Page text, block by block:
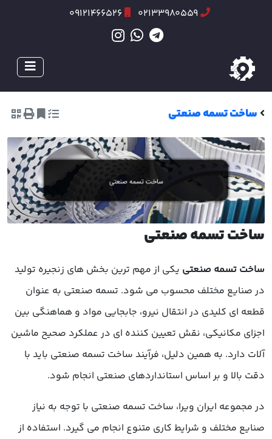
02133980559
09121466526
ساخت تسمه صنعتی
ساخت تسمه صنعتی
ساخت تسمه صنعتی یکی از مهم ترین بخش های زنجیره تولید
در صنایع مختلف محسوب می شود. تسمه صنعتی به عنوان
قطعه ای کلیدی در انتقال نیرو، جابجایی مواد و هماهنگی بین
اجزای مکانیکی، نقش تعیین کننده ای در عملکرد صحیح ماشین
آلات دارد. به همین دلیل، فرآیند ساخت تسمه صنعتی باید با
دقت بالا و بر اساس استانداردهای صنعتی انجام شود.
در مجموعه ایران ویرا، ساخت تسمه صنعتی با توجه به نیاز
صنایع مختلف و شرایط کاری متنوع انجام می گیرد. استفاده از